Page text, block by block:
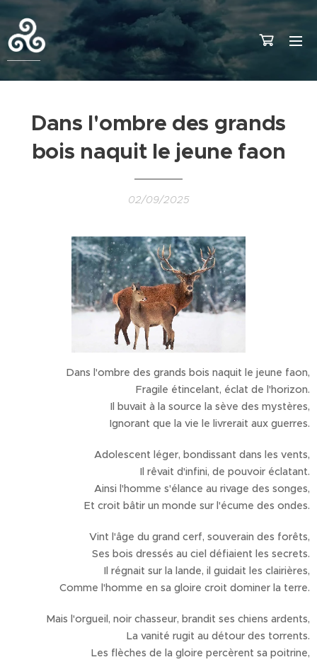
Dans l'ombre des grands
bois naquit le jeune faon
02/09/2025
Dans l'ombre des grands bois naquit le jeune faon,
Fragile étincelant, éclat de l'horizon.
Il buvait à la source la sève des mystères,
Ignorant que la vie le livrerait aux guerres.
Adolescent léger, bondissant dans les vents,
Il rêvait d'infini, de pouvoir éclatant.
Ainsi l'homme s'élance au rivage des songes,
Et croit bâtir un monde sur l'écume des ondes.
Vint l'âge du grand cerf, souverain des forêts,
Ses bois dressés au ciel défiaient les secrets.
Il régnait sur la lande, il guidait les clairières,
Comme l'homme en sa gloire croit dominer la terre.
Mais l'orgueil, noir chasseur, brandit ses chiens ardents,
La vanité rugit au détour des torrents.
Les flèches de la gloire percèrent sa poitrine,